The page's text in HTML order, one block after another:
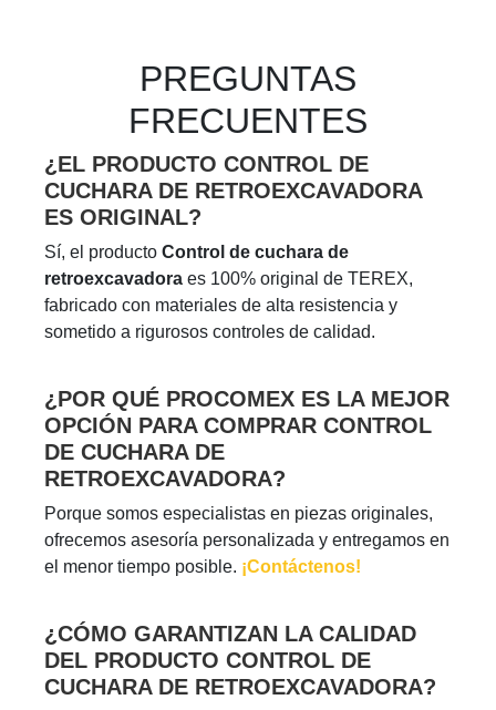
PREGUNTAS
FRECUENTES
¿EL PRODUCTO CONTROL DE
CUCHARA DE RETROEXCAVADORA
ES ORIGINAL?
Sí, el producto Control de cuchara de
retroexcavadora es 100% original de TEREX,
fabricado con materiales de alta resistencia y
sometido a rigurosos controles de calidad.
¿POR QUÉ PROCOMEX ES LA MEJOR
OPCIÓN PARA COMPRAR CONTROL
DE CUCHARA DE
RETROEXCAVADORA?
Porque somos especialistas en piezas originales,
ofrecemos asesoría personalizada y entregamos en
el menor tiempo posible. ¡Contáctenos!
¿CÓMO GARANTIZAN LA CALIDAD
DEL PRODUCTO CONTROL DE
CUCHARA DE RETROEXCAVADORA?